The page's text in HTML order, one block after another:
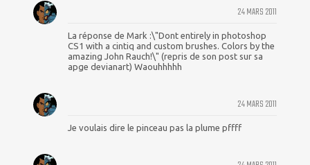
24 MARS 2011
La réponse de Mark :\"Dont entirely in photoshop
CS1 with a cintiq and custom brushes. Colors by the
amazing John Rauch!\" (repris de son post sur sa
apge devianart) Waouhhhhh
24 MARS 2011
Je voulais dire le pinceau pas la plume pffff